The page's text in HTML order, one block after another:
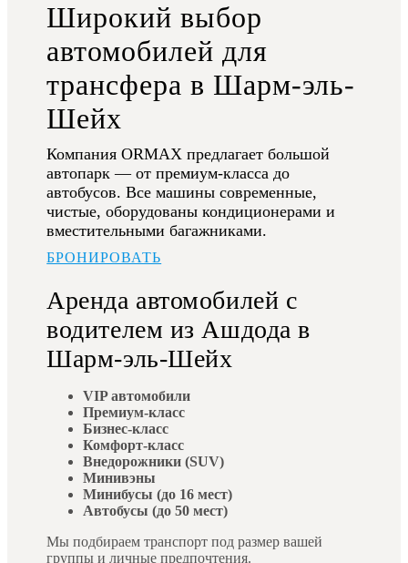
Широкий выбор
автомобилей для
трансфера в Шарм-эль-
Шейх
Компания ORMAX предлагает большой
автопарк — от премиум-класса до
автобусов. Все машины современные,
чистые, оборудованы кондиционерами и
вместительными багажниками.
БРОНИРОВАТЬ
Аренда автомобилей с
водителем из Ашдода в
Шарм-эль-Шейх
VIP автомобили
Премиум-класс
Бизнес-класс
Комфорт-класс
Внедорожники (SUV)
Минивэны
Минибусы (до 16 мест)
Автобусы (до 50 мест)
Мы подбираем транспорт под размер вашей
группы и личные предпочтения.